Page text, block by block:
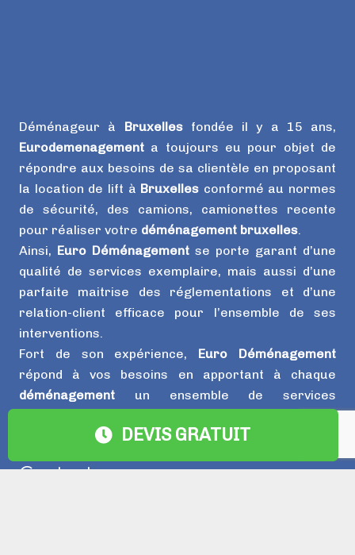
Déménageur à Bruxellesfondée il y a 15 ans,
Eurodemenagement a toujours eu pour objet de
répondre aux besoins de sa clientèle en proposant
la location de lift à Bruxelles conformé au normes
de sécurité, des camions, camionettes recente
pour réaliser votre déménagement bruxelles.
Ainsi, Euro Déménagement se porte garant d’une
qualité de services exemplaire, mais aussi d’une
parfaite maitrise des réglementations et d’une
relation-client efficace pour l’ensemble de ses
interventions.
Fort de son expérience, Euro Déménagement
répond à vos besoins en apportant à chaque
déménagement un ensemble de services
Contact
DEVIS GRATUIT